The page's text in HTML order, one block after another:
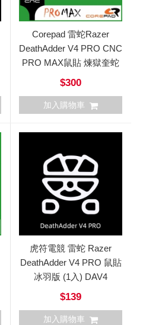
Corepad 雷蛇Razer
DeathAdder V4 PRO CNC
PRO MAX鼠貼 煉獄奎蛇
$300
加入購物車
虎符電競 雷蛇 Razer
DeathAdder V4 PRO 鼠貼
冰羽版 (1入) DAV4
$139
加入購物車